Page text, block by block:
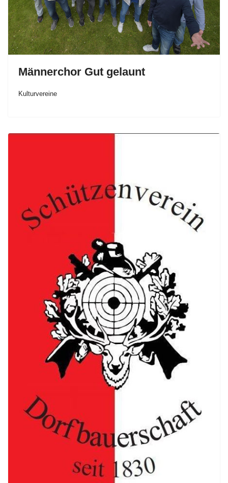
Männerchor Gut gelaunt
Kulturvereine